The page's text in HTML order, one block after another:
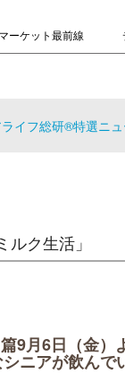
マーケット最前線
イフ総研®特選ニュ
ク生活」
9月6日（金）
ニアが飲んで